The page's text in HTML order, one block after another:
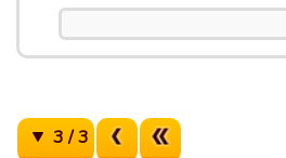
3 / 3